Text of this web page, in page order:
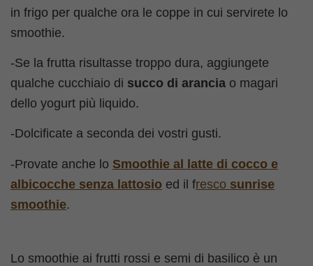
in frigo per qualche ora le coppe in cui servirete lo
smoothie.
-Se la frutta risultasse troppo dura, aggiungete
qualche cucchiaio di succo di arancia o magari
dello yogurt più liquido.
-Dolcificate a seconda dei vostri gusti.
-Provate anche lo Smoothie al latte di cocco e
albicocche senza lattosio ed il fresco sunrise
smoothie.
Lo smoothie ai frutti rossi e semi di basilico è un